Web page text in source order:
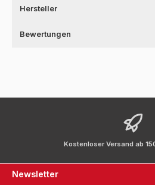
Hersteller
Bewertungen
Kostenloser Versand ab
Newsletter